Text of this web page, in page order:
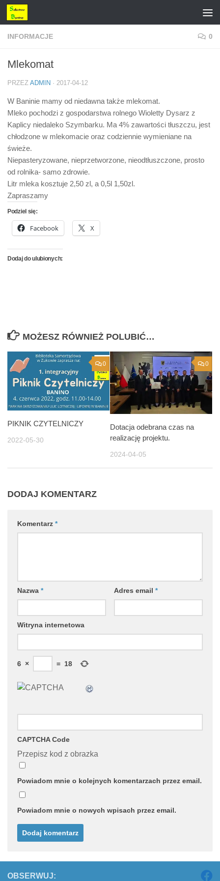
Przejdź do treści
INFORMACJE 0
Mlekomat
PRZEZ ADMIN · 2017-04-12
W Baninie mamy od niedawna także mlekomat.
Mleko pochodzi z gospodarstwa rolnego Wioletty Dysarz z
Kaplicy niedaleko Szymbarku. Ma 4% zawartości tłuszczu, jest
chłodzone w mlekomacie oraz codziennie wymieniane na
świeże.
Niepasteryzowane, nieprzetworzone, nieodtłuszczone, prosto
od rolnika- samo zdrowie.
Litr mleka kosztuje 2,50 zl, a 0,5l 1,50zl.
Zapraszamy
Podziel się:
Facebook X
Dodaj do ulubionych:
MOŻESZ RÓWNIEŻ POLUBIĆ…
0
PIKNIK CZYTELNICZY
2022-05-30
0
Dotacja odebrana czas na
realizację projektu.
2024-04-05
DODAJ KOMENTARZ
Komentarz *
Nazwa * Adres email *
Witryna internetowa
6 × = 18
CAPTCHA Code
Przepisz kod z obrazka
Powiadom mnie o kolejnych komentarzach przez email.
Powiadom mnie o nowych wpisach przez email.
OBSERWUJ: